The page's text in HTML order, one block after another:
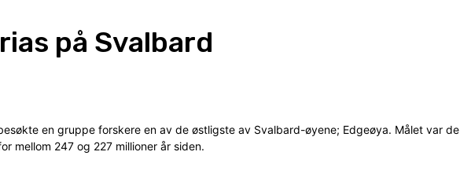
på Svalbard
en gruppe forskere en av de østligste av Svalbard-øyene; Edgeøya. Målet var de
mellom 247 og 227 millioner år siden.